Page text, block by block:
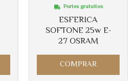
ESFERICA
SOFTONE 25w E-
27 OSRAM
Portes gratuitos
COMPRAR
Más info